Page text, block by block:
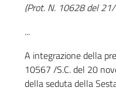
(Prot. N. 10628 del
...
A integrazione della
10567 /S.C. del 20
della seduta della